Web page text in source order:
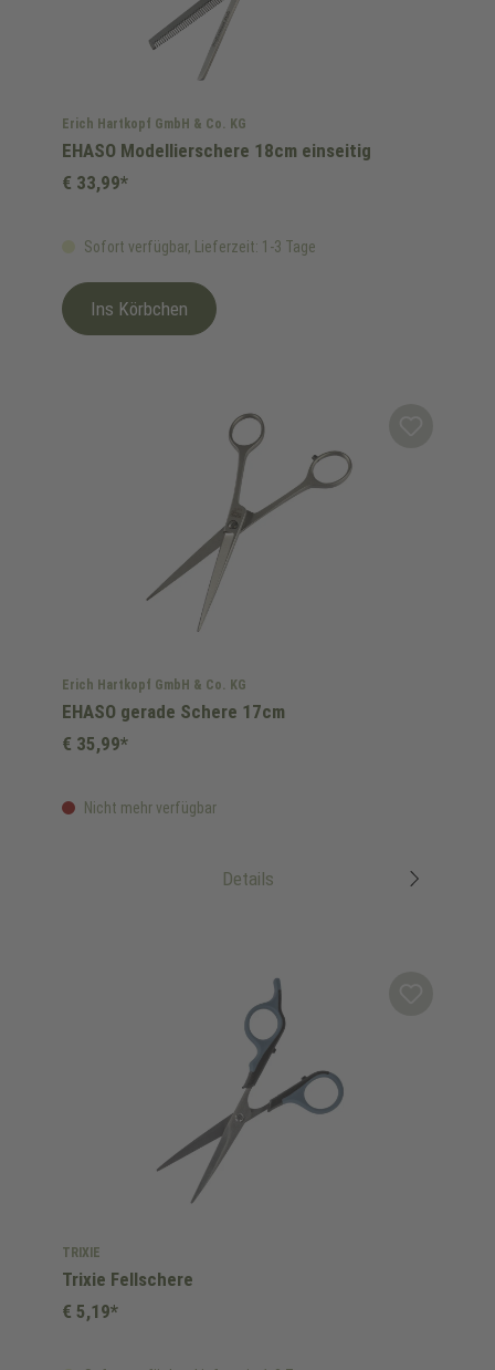
Erich Hartkopf GmbH & Co. KG
EHASO Modellierschere 18cm einseitig
Sofort verfügbar, Lieferzeit: 1-3 Tage
€ 33,99*
Ins Körbchen
Erich Hartkopf GmbH & Co. KG
EHASO gerade Schere 17cm
Nicht mehr verfügbar
€ 35,99*
Details
TRIXIE
Trixie Fellschere
€ 5,19*